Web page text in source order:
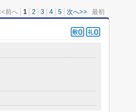
前へ 1 2 3 4 5 次へ>> 最初